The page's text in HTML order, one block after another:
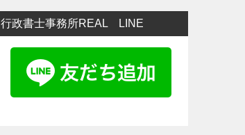
行政書士事務所REAL LINE